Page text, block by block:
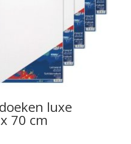
luxe
70 cm